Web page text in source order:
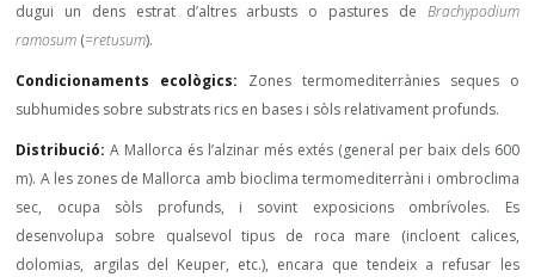
dugui un dens estrat d’altres arbusts o pastures de Brachypodium
ramosum (=retusum).
Condicionaments ecològics: Zones termomediterrànies seques o
subhumides sobre substrats rics en bases i sòls relativament profunds.
Distribució: A Mallorca és l’alzinar més extés (general per baix dels 600
m). A les zones de Mallorca amb bioclima termomediterràni i ombroclima
sec, ocupa sòls profunds, i sovint exposicions ombrívoles. Es
desenvolupa sobre qualsevol tipus de roca mare (incloent calices,
dolomias, argilas del Keuper, etc.), encara que tendeix a refusar les